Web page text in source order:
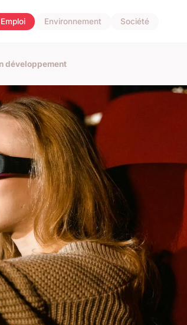
Emploi Environnement Société
développement